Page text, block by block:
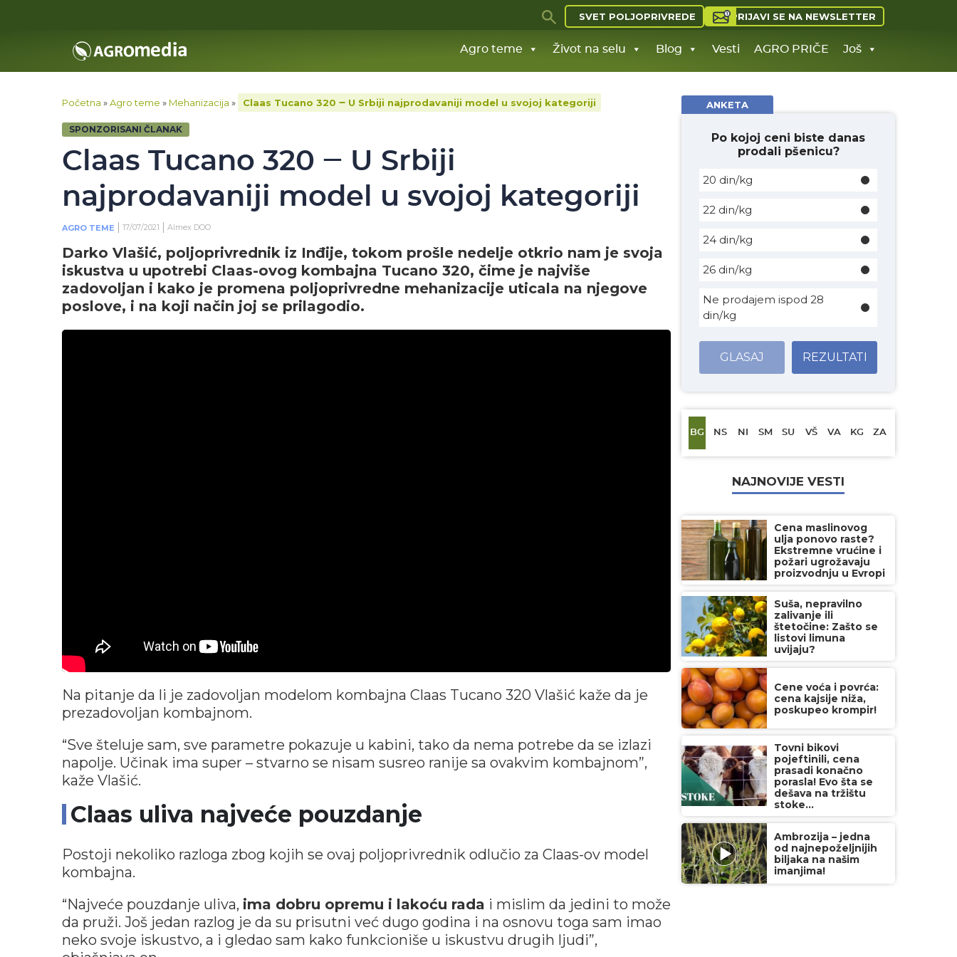
SVET POLJOPRIVREDE PRIJAVI SE NA NEWSLETTER
Agro teme Život na selu Blog Vesti AGRO PRIČE Još
Početna »Agro teme » Mehanizacija » Claas Tucano 320 ‒ U Srbiji najprodavaniji model u svojoj kategoriji
SPONZORISANI ČLANAK
Claas Tucano 320 ‒ U Srbiji
najprodavaniji model u svojoj kategoriji
AGRO TEME 17/07/2021 Almex DOO
Darko Vlašić, poljoprivrednik iz Inđije, tokom prošle nedelje otkrio nam je svoja
iskustva u upotrebi Claas-ovog kombajna Tucano 320, čime je najviše
zadovoljan i kako je promena poljoprivredne mehanizacije uticala na njegove
poslove, i na koji način joj se prilagodio.
Na pitanje da li je zadovoljan modelom kombajna Claas Tucano 320 Vlašić kaže da je
prezadovoljan kombajnom.
“Sve šteluje sam, sve parametre pokazuje u kabini, tako da nema potrebe da se izlazi
napolje. Učinak ima super – stvarno se nisam susreo ranije sa ovakvim kombajnom”,
kaže Vlašić.
Claas uliva najveće pouzdanje
Postoji nekoliko razloga zbog kojih se ovaj poljoprivrednik odlučio za Claas-ov model
kombajna.
“Najveće pouzdanje uliva, ima dobru opremu i lakoću rada i mislim da jedini to može
da pruži. Još jedan razlog je da su prisutni već dugo godina i na osnovu toga sam imao
neko svoje iskustvo, a i gledao sam kako funkcioniše u iskustvu drugih ljudi”,
ANKETA
Po kojoj ceni biste danas
prodali pšenicu?
20 din/kg
22 din/kg
24 din/kg
26 din/kg
Ne prodajem ispod 28
din/kg
GLASAJ REZULTATI
BG NS NI SM SU VŠ VA KG ZA
NAJNOVIJE VESTI
Cena maslinovog
ulja ponovo raste?
Ekstremne vrućine i
požari ugrožavaju
proizvodnju u Evropi
Suša, nepravilno
zalivanje ili
štetočine: Zašto se
listovi limuna
uvijaju?
Cene voća i povrća:
cena kajsije niža,
poskupeo krompir!
Tovni bikovi
pojeftinili, cena
prasadi konačno
porasla! Evo šta se
dešava na tržištu
stoke...
Ambrozija – jedna
od najnepoželjnijih
biljaka na našim
imanjima!